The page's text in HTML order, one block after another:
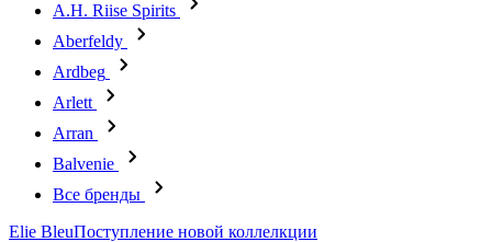
A.H. Riise Spirits
Aberfeldy
Ardbeg
Arlett
Arran
Balvenie
Все бренды
Elie BleuПоступление новой коллелкции